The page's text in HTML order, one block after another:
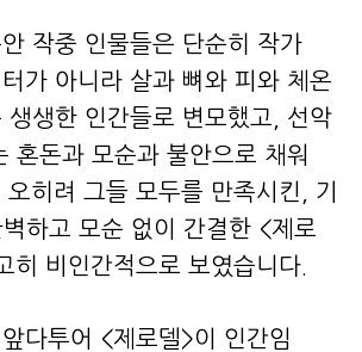
작중 인물들은 단순히 작가
가 아니라 살과 뼈와 피와 체온
생생한 인간들로 변모했고, 선악
혼돈과 모순과 불안으로 채워
히려 그들 모두를 만족시킨, 기
하고 모순 없이 간결한 <제로
히 비인간적으로 보였습니다.
다투어 <제로델>이 인간임